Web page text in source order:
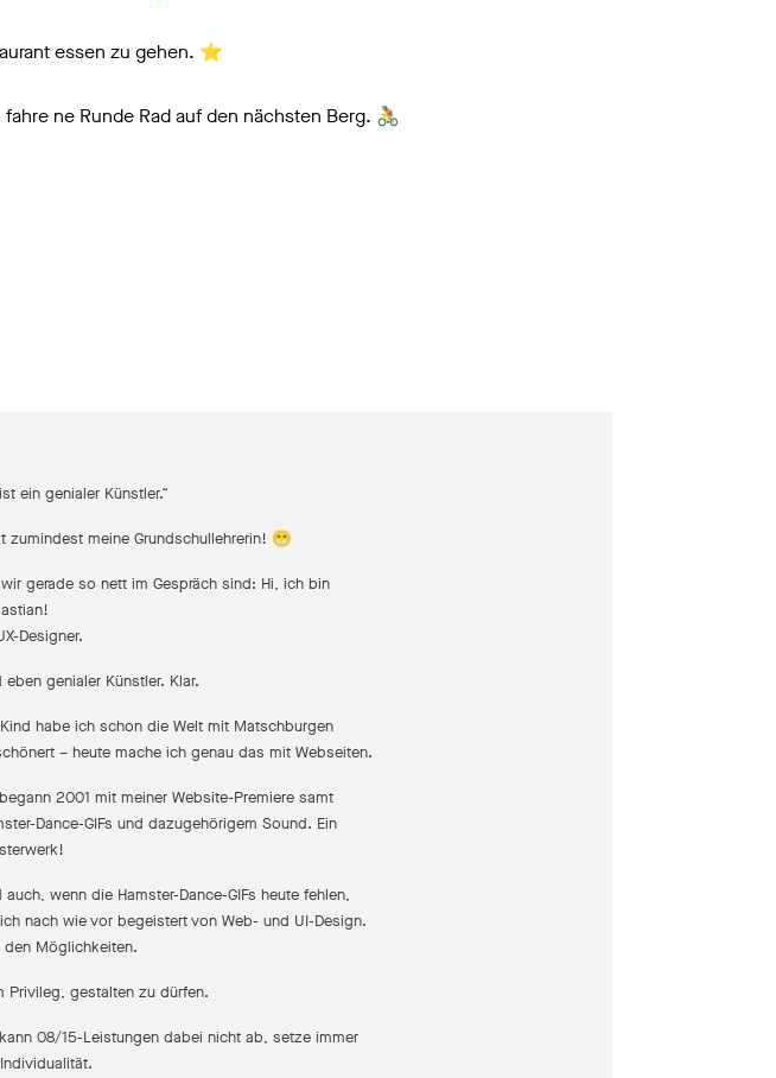
essen zu gehen. ⭐
ne Runde Rad auf den nächsten Berg. 🚴
ein genialer Künstler.“
zumindest meine Grundschullehrerin! 😁
gerade so nett im Gespräch sind: Hi, ich bin
Designer.
eben genialer Künstler. Klar.
habe ich schon die Welt mit Matschburgen
– heute mache ich genau das mit Webseiten.
2001 mit meiner Website-Premiere samt
Dance-GIFs und dazugehörigem Sound. Ein
auch, wenn die Hamster-Dance-GIFs heute fehlen,
nach wie vor begeistert von Web- und UI-Design.
den Möglichkeiten.
Privileg, gestalten zu dürfen.
08/15-Leistungen dabei nicht ab, setze immer